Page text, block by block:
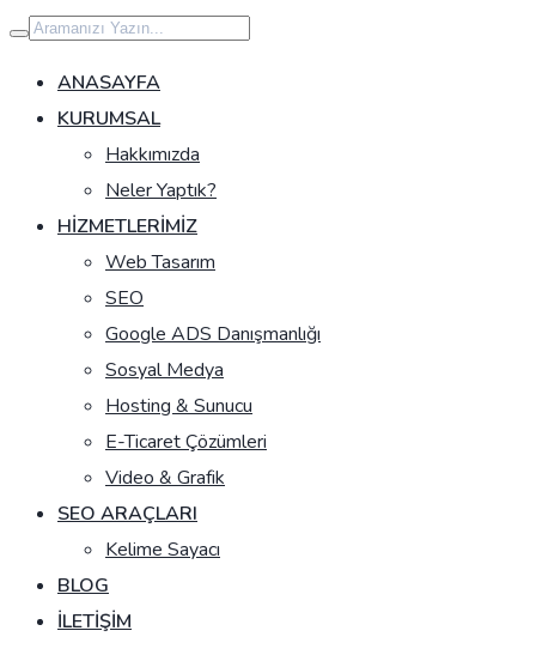
İçeriğe
geç
ANASAYFA
KURUMSAL
Hakkımızda
Neler Yaptık?
HIZMETLERIMIZ
Web Tasarım
SEO
Google ADS Danışmanlığı
Sosyal Medya
Hosting & Sunucu
E-Ticaret Çözümleri
Video & Grafik
SEO ARAÇLARI
Kelime Sayacı
BLOG
İLETIŞIM